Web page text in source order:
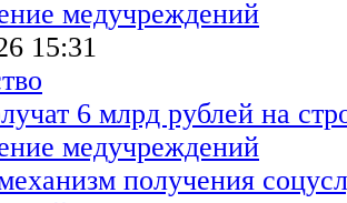
15:31
6 млрд рублей на
медучреждений